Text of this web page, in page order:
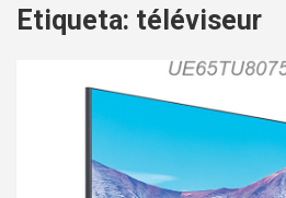
Etiqueta: téléviseur